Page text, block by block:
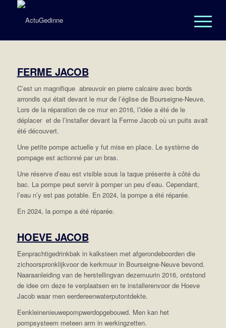
FERME JACOB
C’est un magnifique abreuvoir en pierre calcaire avec bords
arrondis qui était devant le mur de l’église de Bourseigne-Neuve.
Lors de la réparation de ce mur en 2016, l’idée a été de le
déplacer et de l’installer devant la Ferme Jacob où un puits avait
été découvert.
Une petite pompe actuelle y fut mise en place. Le système de
pompage est actionné par un bras.
Une réserve d’eau est visible sous la taque présente à côté du
bac. La pompe peut servir à pomper un peu d’eau. Cependant,
l’eau n’y est pas potable. En 2024, la pompe a été réparée.
En 2024, la pompe a été réparée.
HOEVE JACOB
Eenprachtigedrinkbak in kalksteen met afgerondeboorden die
zichoorspronklijkvoor de kerkmuur in Bourseigne-Neuve bevond.
Naaraanleiding van de herstellingvan dezemuurin 2016, ontstond
de idee om deze te verplaatsen en te installerenvoor de Hoeve
Jacob waar men eerdereenwaterputontdekte.
Eenkleinenieuwepompwerdopgebouwd. Men kan het
pompsysteem meteen arm in werkingzetten.